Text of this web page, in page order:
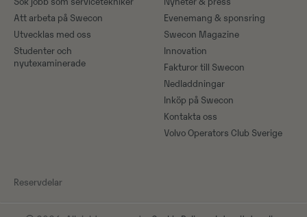
Att arbeta på Swecon
Utvecklas med oss
Studenter och
nyutexaminerade
Evenemang & sponsring
Swecon Magazine
Innovation
Fakturor till Swecon
Nedladdningar
Inköp på Swecon
Kontakta oss
Volvo Operators Club Sverige
Reservdelar